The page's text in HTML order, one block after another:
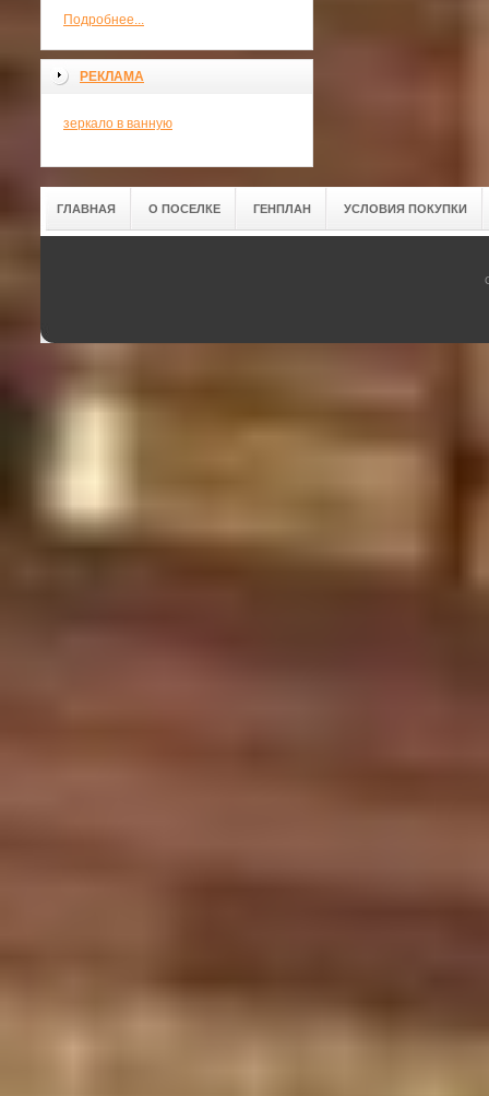
Подробнее...
РЕКЛАМА
зеркало в ванную
ГЛАВНАЯ О ПОСЕЛКЕ ГЕНПЛАН УСЛОВИЯ ПОКУПКИ